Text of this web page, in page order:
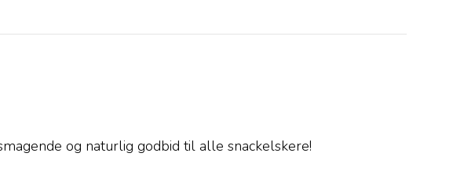
og naturlig godbid til alle snackelskere!